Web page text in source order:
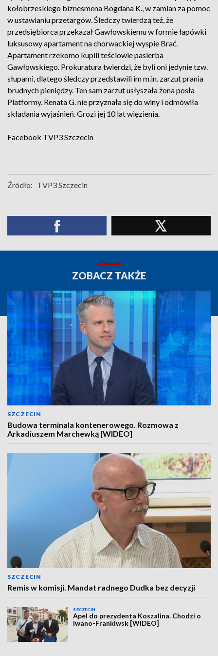
kołobrzeskiego biznesmena Bogdana K., w zamian za pomoc
w ustawianiu przetargów. Śledczy twierdzą też, że
przedsiębiorca przekazał Gawłowskiemu w formie łapówki
luksusowy apartament na chorwackiej wyspie Brać.
Apartament rzekomo kupili teściowie pasierba
Gawłowskiego. Prokuratura twierdzi, że byli oni jedynie tzw.
słupami, dlatego śledczy przedstawili im m.in. zarzut prania
brudnych pieniędzy. Ten sam zarzut usłyszała żona posła
Platformy. Renata G. nie przyznała się do winy i odmówiła
składania wyjaśnień. Grozi jej 10 lat więzienia.
Facebook TVP3 Szczecin
Źródło: TVP3 Szczecin
ZOBACZ TAKŻE
SZCZECIN
Budowa terminala kontenerowego. Rozmowa z
Arkadiuszem Marchewką [WIDEO]
SZCZECIN
Remis w komisji. Mandat radnego Dudka bez decyzji
SZCZECIN
Apel do prezydenta Koszalina. Chodzi o
Iwano-Frankiwsk [WIDEO]